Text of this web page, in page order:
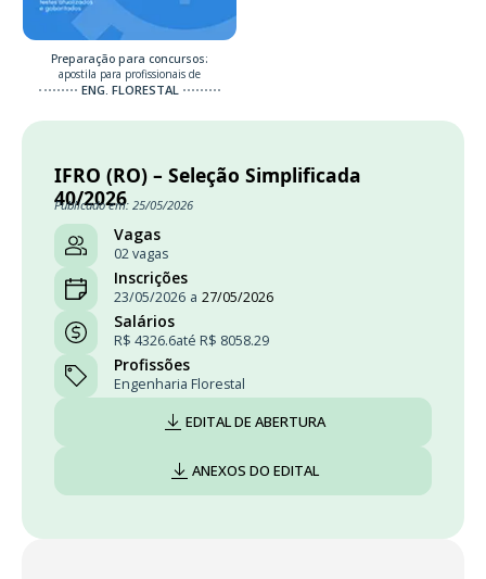
Preparação para concursos:
apostila para profissionais de
ENG. FLORESTAL
IFRO (RO) – Seleção Simplificada
40/2026
Publicado em: 25/05/2026
Vagas
02 vagas
Inscrições
23/05/2026 a 27/05/2026
Salários
R$ 4326.6até R$ 8058.29
Profissões
Engenharia Florestal
EDITAL DE ABERTURA
ANEXOS DO EDITAL